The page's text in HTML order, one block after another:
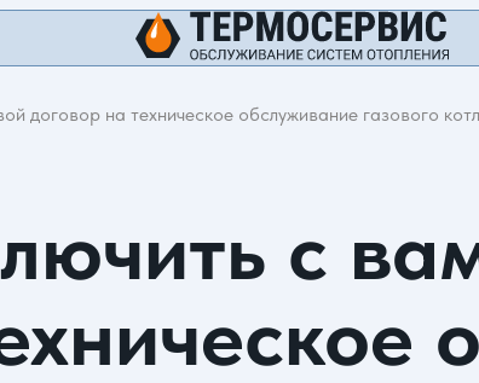
договор на техническое обслуживание газового
с